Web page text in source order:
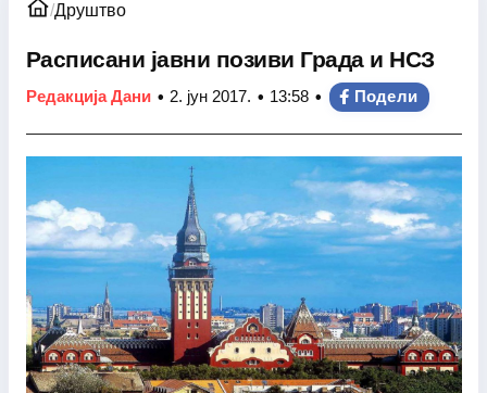
/Друштво
Расписани јавни позиви Града и НСЗ
Редакција Дани • 2. јун 2017. • 13:58 • Подели